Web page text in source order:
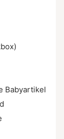
Babyartikel